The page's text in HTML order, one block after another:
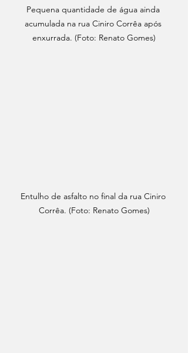
Pequena quantidade de água ainda
acumulada na rua Ciniro Corrêa após
enxurrada. (Foto: Renato Gomes)
Entulho de asfalto no final da rua Ciniro
Corrêa. (Foto: Renato Gomes)